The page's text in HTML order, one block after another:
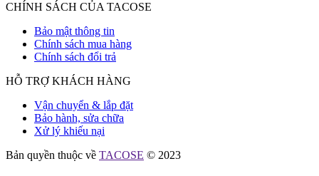
CHÍNH SÁCH CỦA TACOSE
Bảo mật thông tin
Chính sách mua hàng
Chính sách đổi trả
HỖ TRỢ KHÁCH HÀNG
Vận chuyển & lắp đặt
Bảo hành, sửa chữa
Xử lý khiếu nại
Bản quyền thuộc về TACOSE © 2023